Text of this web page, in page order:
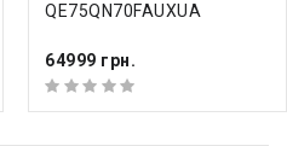
QE75QN70FAUXUA
64999 грн.